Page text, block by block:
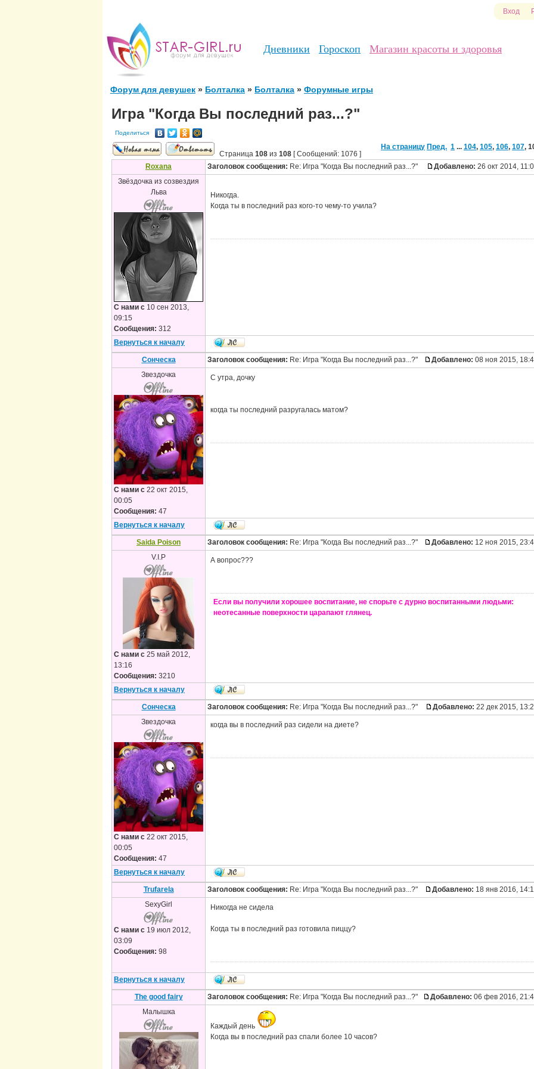
Вход
Дневники Гороскоп Магазин красоты и здоровья
Форум для девушек » Болталка » Болталка » Форумные игры
Игра "Когда Вы последний раз...?"
Поделиться
Страница 108 из 108 [ Сообщений: 1076 ]
На страницу Пред. 1 ... 104, 105, 106, 107,
Roxana Заголовок сообщения: Re: Игра "Когда Вы последний раз...?" Добавлено: 26 окт 2014,
Звёздочка из созвездия
Льва
С нами с 10 сен 2013,
09:15
Сообщения: 312
Никогда.
Когда ты в последний раз кого-то чему-то учила?
Вернуться к началу
Сонческа Заголовок сообщения: Re: Игра "Когда Вы последний раз...?" Добавлено: 08 ноя 2015,
Звездочка
С нами с 22 окт 2015,
00:05
Сообщения: 47
С утра, дочку
когда ты последний разругалась матом?
Вернуться к началу
Saida Poison Заголовок сообщения: Re: Игра "Когда Вы последний раз...?" Добавлено: 12 ноя 2015,
V.I.P
С нами с 25 май 2012,
13:16
Сообщения: 3210
А вопрос???
Если вы получили хорошее воспитание, не спорьте с дурно воспитанными людьми:
неотесанные поверхности царапают глянец.
Вернуться к началу
Сонческа Заголовок сообщения: Re: Игра "Когда Вы последний раз...?" Добавлено: 22 дек 2015,
Звездочка
С нами с 22 окт 2015,
00:05
Сообщения: 47
когда вы в последний раз сидели на диете?
Вернуться к началу
Trufarela Заголовок сообщения: Re: Игра "Когда Вы последний раз...?" Добавлено: 18 янв 2016,
SexyGirl
С нами с 19 июл 2012,
03:09
Сообщения: 98
Никогда не сидела
Когда ты в последний раз готовила пиццу?
Вернуться к началу
The good fairy Заголовок сообщения: Re: Игра "Когда Вы последний раз...?" Добавлено: 06 фев 2016,
Малышка
Каждый день
Когда вы в последний раз спали более 10 часов?